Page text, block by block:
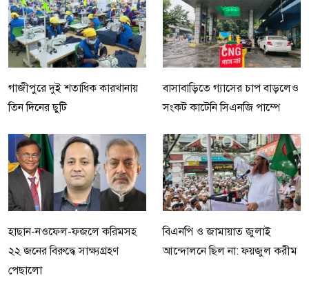
গাজীপুরে দুই শতাধিক কারখানায়
তিন দিনের ছুটি
বাসাবাড়িতে গ্যাসের চাপ বাড়লেও
সংকট কাটেনি সিএনজি পাম্পে
হাছান-নওফেল-ফজলে করিমসহ
২২ জনের বিরুদ্ধে সাক্ষ্যগ্রহণ
পেছালো
বিএনপি ও জামায়াত জুলাই
আন্দোলনে ছিল না: ফয়জুল করীম